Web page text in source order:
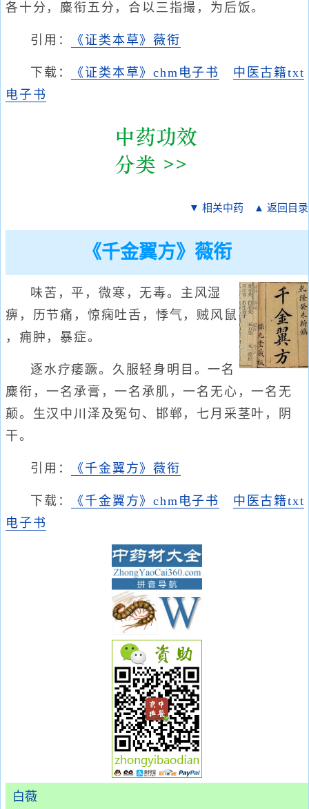
各十分，麋衔五分，合以三指撮，为后饭。
引用： 《证类本草》薇衔
下载： 《证类本草》chm电子书
中医古籍txt
电子书
▼ 相关中药 ▲ 返回目录
《千金翼方》薇衔
味苦，平，微寒，无毒。主风湿
痹，历节痛，惊痫吐舌，悸气，贼风鼠
，痈肿，暴症。
逐水疗痿蹶。久服轻身明目。一名
麋衔，一名承膏，一名承肌，一名无心，一名无
颠。生汉中川泽及冤句、邯郸，七月采茎叶，阴
干。
引用： 《千金翼方》薇衔
下载： 《千金翼方》chm电子书
中医古籍txt
电子书
白薇